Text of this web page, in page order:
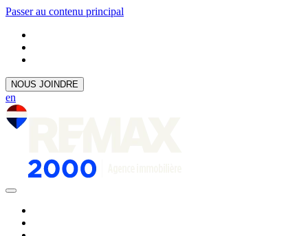
Passer au contenu principal
NOUS JOINDRE
en